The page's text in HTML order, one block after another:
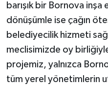
barışık bir Bornova
dönüşümle ise çağın
belediyecilik hizmeti
meclisimizde oy
projemiz, yalnızca
tüm yerel yönetimlerin